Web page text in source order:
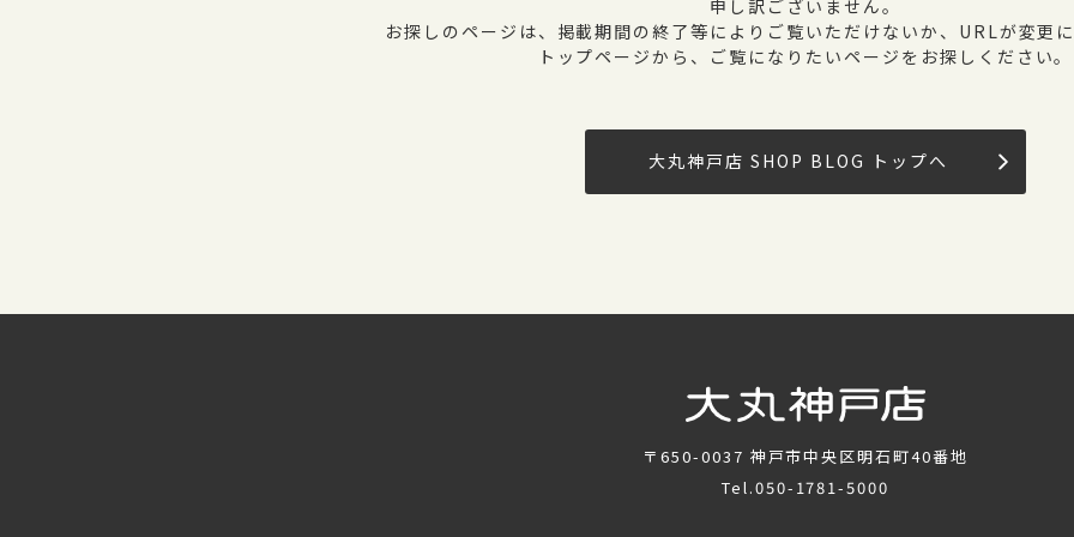
申し訳ございません。
お探しのページは、掲載期間の終了等によりご覧いただけないか、URLが変更に
トップページから、ご覧になりたいページをお探しください。
大丸神戸店 SHOP BLOG トップへ
〒650-0037 神戸市中央区明石町40番地
Tel.050-1781-5000